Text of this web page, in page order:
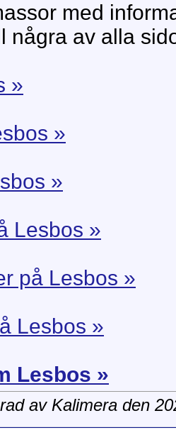
med
några av alla
»
»
»
Lesbos »
på Lesbos »
Lesbos »
Lesbos »
av Kalimera den